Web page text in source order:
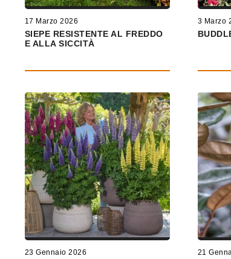
17 Marzo 2026
SIEPE RESISTENTE AL FREDDO
E ALLA SICCITÀ
3 Marzo
23 Gennaio 2026 21